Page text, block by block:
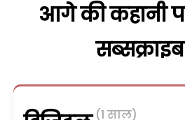
आगे की कहानी
(1 साल)